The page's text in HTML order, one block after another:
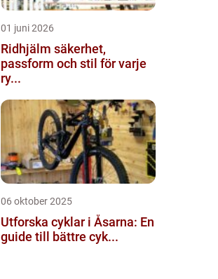
01 juni 2026
Ridhjälm säkerhet,
passform och stil för varje
ry...
06 oktober 2025
Utforska cyklar i Åsarna: En
guide till bättre cyk...